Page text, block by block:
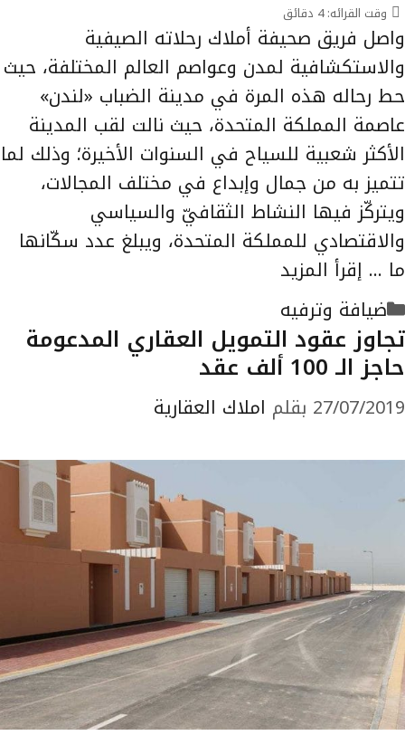
وقت القرائه:4 دقائق
واصل فريق صحيفة أملاك رحلاته الصيفية
والاستكشافية لمدن وعواصم العالم المختلفة، حيث
حط رحاله هذه المرة في مدينة الضباب «لندن»
عاصمة المملكة المتحدة، حيث نالت لقب المدينة
الأكثر شعبية للسياح في السنوات الأخيرة؛ وذلك لما
تتميز به من جمال وإبداع في مختلف المجالات،
ويتركّز فيها النشاط الثقافيّ والسياسي
والاقتصادي للمملكة المتحدة، ويبلغ عدد سكّانها
ما … إقرأ المزيد
التصنيفات
ضيافة وترفيه
تجاوز عقود التمويل العقاري المدعومة
حاجز الـ 100 ألف عقد
27/07/2019 بقلم املاك العقارية